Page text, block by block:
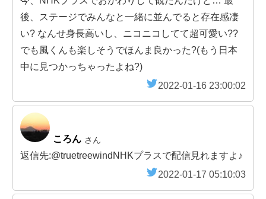
後、ステージでみんなと一緒に並んでると存在感凄
い? なんせ身長高いし、ニコニコしてて超可愛い??
でも風くんも楽しそうでほんま良かった?(もう日本
中に見つかっちゃったよね?)
2022-01-16 23:00:02
ころん さん
返信先:@truetreewindNHKプラスで配信見れますよ♪
2022-01-17 05:10:03